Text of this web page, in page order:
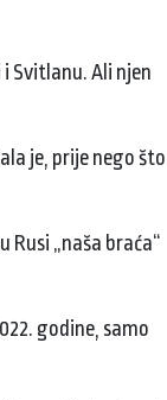
Svitlanu. Ali njen
je, prije nego što
Rusi „naša braća“
godine, samo